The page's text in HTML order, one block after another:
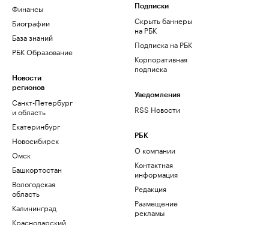
Финансы
Биографии
База знаний
РБК Образование
Новости
регионов
Санкт-Петербург
и область
Екатеринбург
Новосибирск
Омск
Башкортостан
Вологодская
область
Калининград
Краснодарский
Подписки
Скрыть баннеры
на РБК
Подписка на РБК
Корпоративная
подписка
Уведомления
RSS Новости
РБК
О компании
Контактная
информация
Редакция
Размещение
рекламы